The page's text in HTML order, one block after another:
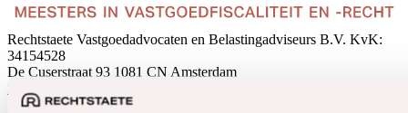
Rechtstaete Vastgoedadvocaten en Belastingadviseurs B.V. KvK:
34154528
De Cuserstraat 93 1081 CN Amsterdam
info@rechtstaete.nl